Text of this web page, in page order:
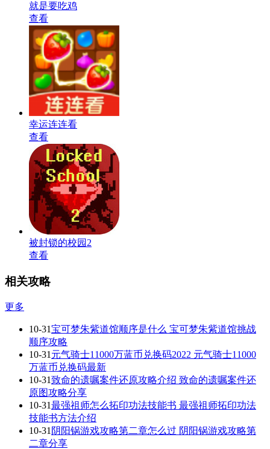
就是要吃鸡
查看
幸运连连看
查看
被封锁的校园2
查看
相关攻略
更多
10-31宝可梦朱紫道馆顺序是什么 宝可梦朱紫道馆挑战
顺序攻略
10-31 元气骑士11000万蓝币兑换码2022 元气骑士11000
万蓝币兑换码最新
10-31致命的遗嘱案件还原攻略介绍 致命的遗嘱案件还
原图攻略分享
10-31最强祖师怎么拓印功法技能书 最强祖师拓印功法
技能书方法介绍
10-31 阴阳锅游戏攻略第二章怎么过 阴阳锅游戏攻略第
二章分享